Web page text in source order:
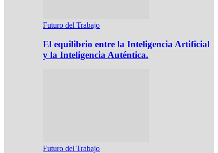
Futuro del Trabajo
El equilibrio entre la Inteligencia Artificial
y la Inteligencia Auténtica.
Futuro del Trabajo